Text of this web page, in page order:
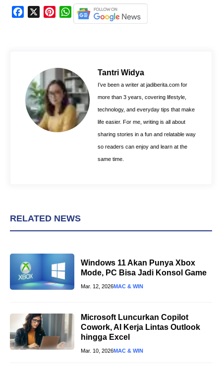
k
e
s
t
W
h
A
p
p
Tantri Widya
I’ve been a writer at jadiberita.com for
more than 3 years, covering lifestyle,
technology, and everyday tips that make
life easier. For me, writing is all about
sharing stories in a fun and relatable way
so readers can enjoy and learn at the
same time.
RELATED NEWS
Windows 11 Akan Punya Xbox
Mode, PC Bisa Jadi Konsol Game
Mar. 12, 2026MAC & WIN
Microsoft Luncurkan Copilot
Cowork, AI Kerja Lintas Outlook
hingga Excel
Mar. 10, 2026MAC & WIN